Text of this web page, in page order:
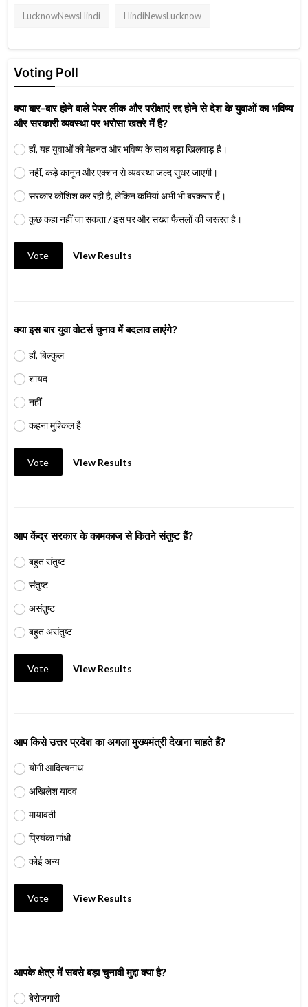
LucknowNewsHindi HindiNewsLucknow
Voting Poll
क्या बार-बार होने वाले पेपर लीक और परीक्षाएं रद्द होने से देश के युवाओं का भविष्य
और सरकारी व्यवस्था पर भरोसा खतरे में है?
हाँ, यह युवाओं की मेहनत और भविष्य के साथ बड़ा खिलवाड़ है।
नहीं, कड़े कानून और एक्शन से व्यवस्था जल्द सुधर जाएगी।
सरकार कोशिश कर रही है, लेकिन कमियां अभी भी बरकरार हैं।
कुछ कहा नहीं जा सकता / इस पर और सख्त फैसलों की जरूरत है।
Vote View Results
क्या इस बार युवा वोटर्स चुनाव में बदलाव लाएंगे?
हाँ, बिल्कुल
शायद
नहीं
कहना मुश्किल है
Vote View Results
आप केंद्र सरकार के कामकाज से कितने संतुष्ट हैं?
बहुत संतुष्ट
संतुष्ट
असंतुष्ट
बहुत असंतुष्ट
Vote View Results
आप किसे उत्तर प्रदेश का अगला मुख्यमंत्री देखना चाहते हैं?
योगी आदित्यनाथ
अखिलेश यादव
मायावती
प्रियंका गांधी
कोई अन्य
Vote View Results
आपके क्षेत्र में सबसे बड़ा चुनावी मुद्दा क्या है?
बेरोजगारी